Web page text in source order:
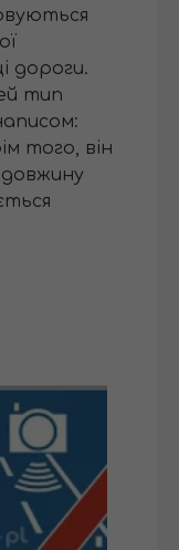
дороги.
тип
того, він